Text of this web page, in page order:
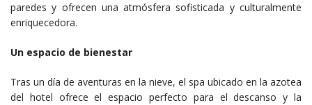
paredes y ofrecen una atmósfera sofisticada y culturalmente
enriquecedora.
Un espacio de bienestar
Tras un día de aventuras en la nieve, el spa ubicado en la azotea
del hotel ofrece el espacio perfecto para el descanso y la